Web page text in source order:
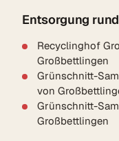
Entsorgung
Recyclinghof
Großbettlingen
Grünschnitt-
von
Grünschnitt-
Großbettlingen